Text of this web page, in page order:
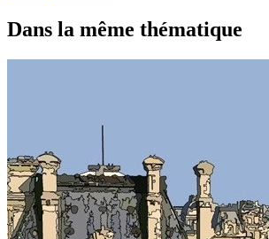
Dans la même thématique